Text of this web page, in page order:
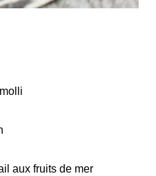
aux fruits de mer